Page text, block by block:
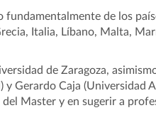
de los
Italia, Líbano, Malta,
de Zaragoza,
Gerardo Caja (Universidad
Master y en sugerir a